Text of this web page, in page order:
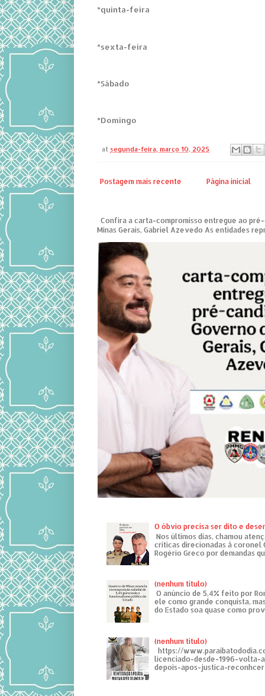
*quinta-feira
*sexta-feira
*Sábado
*Domingo
at segunda-feira, março 10, 2025
Postagem mais recente Página inicial
Confira a carta-compromisso entregue ao
Minas Gerais, Gabriel Azevedo As entidades
O óbvio precisa ser dito e
Nos últimos dias, chamou
críticas direcionadas à coronel
Rogério Greco por demandas
(nenhum título)
O anúncio de 5,4% feito por
ele como grande conquista,
do Estado soa quase como
(nenhum título)
https://
licenciado-desde-1996-volta-
depois-apos-justica-